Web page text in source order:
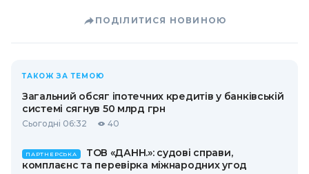
ПОДІЛИТИСЯ НОВИНОЮ
ТАКОЖ ЗА ТЕМОЮ
Загальний обсяг іпотечних кредитів у банківській
системі сягнув 50 млрд грн
Сьогодні 06:32 40
ПАРТНЕРСЬКА
ТОВ «ДАНН.»: судові справи,
комплаєнс та перевірка міжнародних угод